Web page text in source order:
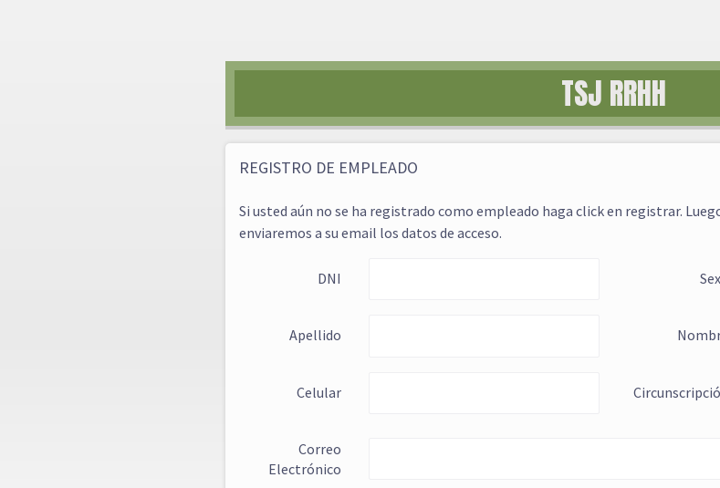
TSJ RRHH
REGISTRO DE EMPLEADO
Si usted aún no se ha registrado como empleado haga click en registrar.
enviaremos a su email los datos de acceso.
DNI
Apellido
Celular
Correo
Electrónico